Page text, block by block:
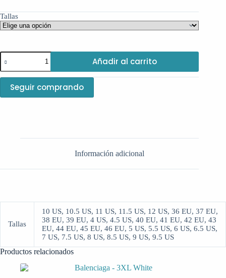
Tallas
Off-
White
'Out
Of
Office'
Sky
Añadir al carrito
Seguir comprando
Información adicional
Tallas
10 US, 10.5 US, 11 US, 11.5 US, 12 US, 36 EU, 37 EU,
38 EU, 39 EU, 4 US, 4.5 US, 40 EU, 41 EU, 42 EU, 43
EU, 44 EU, 45 EU, 46 EU, 5 US, 5.5 US, 6 US, 6.5 US,
7 US, 7.5 US, 8 US, 8.5 US, 9 US, 9.5 US
Productos relacionados